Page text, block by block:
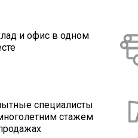
и офис в одном
специалисты
стажем